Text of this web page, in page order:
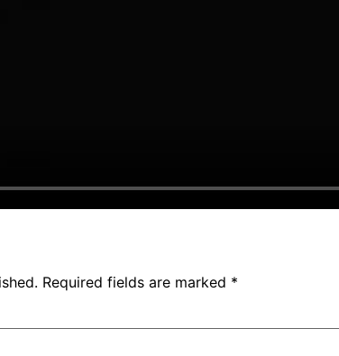
Required fields are marked *